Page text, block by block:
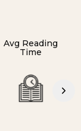
Avg Reading
Time